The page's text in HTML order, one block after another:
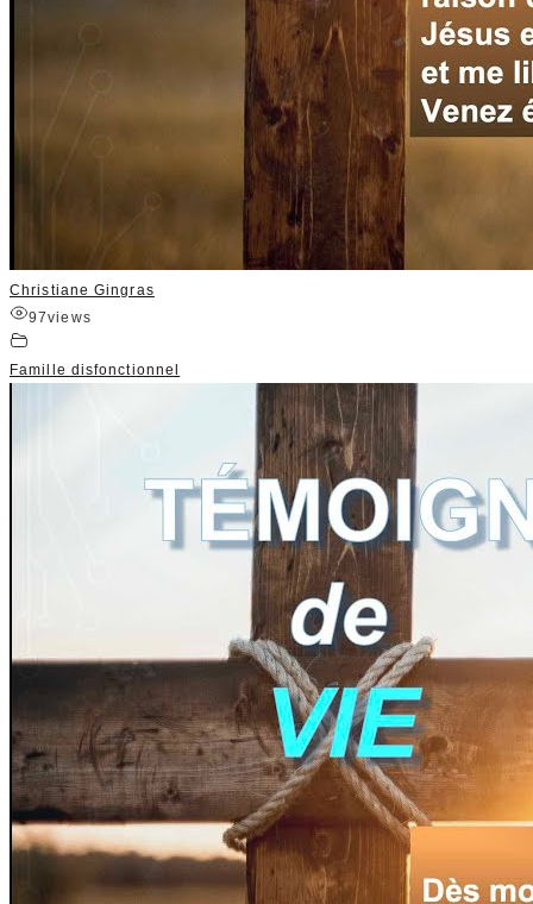
Christiane Gingras
97views
Famille disfonctionnel